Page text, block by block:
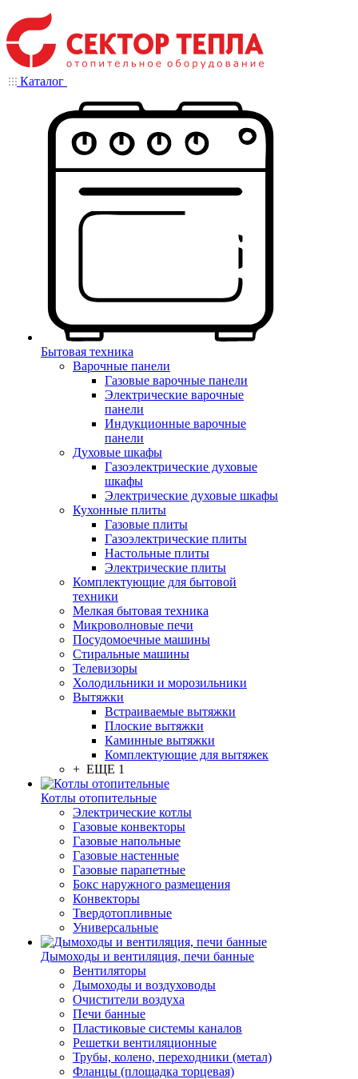
Каталог
Бытовая техника
Варочные панели
Газовые варочные панели
Электрические варочные
панели
Индукционные варочные
панели
Духовые шкафы
Газоэлектрические духовые
шкафы
Электрические духовые шкафы
Кухонные плиты
Газовые плиты
Газоэлектрические плиты
Настольные плиты
Электрические плиты
Комплектующие для бытовой
техники
Мелкая бытовая техника
Микроволновые печи
Посудомоечные машины
Стиральные машины
Телевизоры
Холодильники и морозильники
Вытяжки
Встраиваемые вытяжки
Плоские вытяжки
Каминные вытяжки
Комплектующие для вытяжек
+ ЕЩЕ 1
Котлы отопительные
Электрические котлы
Газовые конвекторы
Газовые напольные
Газовые настенные
Газовые парапетные
Бокс наружного размещения
Конвекторы
Твердотопливные
Универсальные
Дымоходы и вентиляция, печи банные
Вентиляторы
Дымоходы и воздуховоды
Очистители воздуха
Печи банные
Пластиковые системы каналов
Решетки вентиляционные
Трубы, колено, переходники (метал)
Фланцы (площадка торцевая)